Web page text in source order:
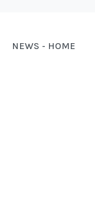
NEWS - HOME